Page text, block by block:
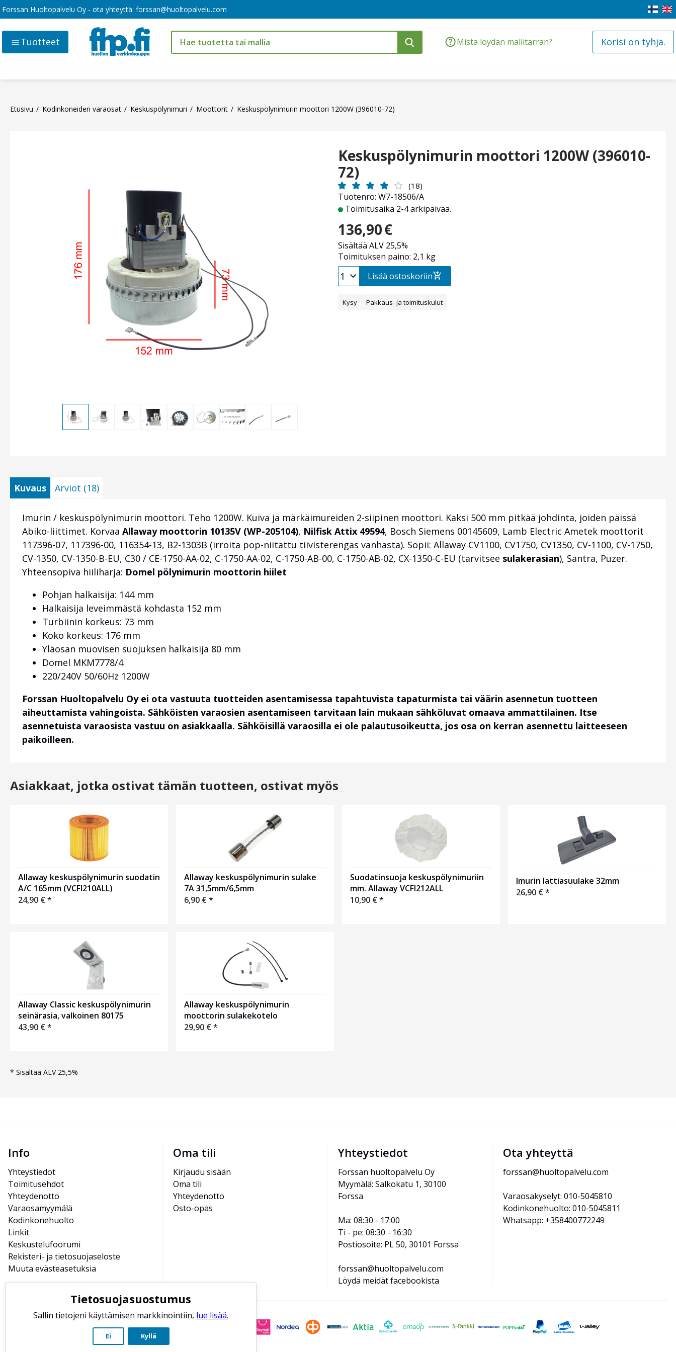
Forssan Huoltopalvelu Oy - ota yhteyttä: forssan@huoltopalvelu.com
Mistä löydän mallitarran? Korisi on tyhjä.
Tuotteet
Etusivu Kodinkoneiden varaosat Keskuspölynimuri Moottorit Keskuspölynimurin moottori 1200W (396010-72)
Keskuspölynimurin moottori 1200W (396010-
72)
Tuotenro: W7-18506/A
(18)
Toimitusaika 2-4 arkipäivää.
136,90€
Sisältää ALV 25,5%
Toimituksen paino: 2,1 kg
Lisää ostoskoriin
Kysy Pakkaus- ja toimituskulut
Kuvaus Arviot (18)
Imurin / keskuspölynimurin moottori. Teho 1200W. Kuiva ja märkäimureiden 2-siipinen moottori. Kaksi 500 mm pitkää johdinta, joiden päissä
Abiko-liittimet. Korvaa Allaway moottorin 10135V (WP-205104), Nilfisk Attix 49594, Bosch Siemens 00145609, Lamb Electric Ametek moottorit
117396-07, 117396-00, 116354-13, B2-1303B (irroita pop-niitattu tiivisterengas vanhasta). Sopii: Allaway CV1100, CV1750, CV1350, CV-1100, CV-1750,
CV-1350, CV-1350-B-EU, C30 / CE-1750-AA-02, C-1750-AA-02, C-1750-AB-00, C-1750-AB-02, CX-1350-C-EU (tarvitsee sulakerasian), Santra, Puzer.
Yhteensopiva hiiliharja: Domel pölynimurin moottorin hiilet
Pohjan halkaisija: 144 mm
Halkaisija leveimmästä kohdasta 152 mm
Turbiinin korkeus: 73 mm
Koko korkeus: 176 mm
Yläosan muovisen suojuksen halkaisija 80 mm
Domel MKM7778/4
220/240V 50/60Hz 1200W
Forssan Huoltopalvelu Oy ei ota vastuuta tuotteiden asentamisessa tapahtuvista tapaturmista tai väärin asennetun tuotteen
aiheuttamista vahingoista. Sähköisten varaosien asentamiseen tarvitaan lain mukaan sähköluvat omaava ammattilainen. Itse
asennetuista varaosista vastuu on asiakkaalla. Sähköisillä varaosilla ei ole palautusoikeutta, jos osa on kerran asennettu laitteeseen
paikoilleen.
Asiakkaat, jotka ostivat tämän tuotteen, ostivat myös
Allaway keskuspölynimurin suodatin
A/C 165mm (VCFI210ALL)
24,90 €*
Allaway keskuspölynimurin sulake
7A 31,5mm/6,5mm
6,90 €*
Suodatinsuoja keskuspölynimuriin
mm. Allaway VCFI212ALL
10,90 €*
Imurin lattiasuulake 32mm
26,90 €*
Allaway Classic keskuspölynimurin
seinärasia, valkoinen 80175
43,90 €*
Allaway keskuspölynimurin
moottorin sulakekotelo
29,90 €*
* Sisältää ALV 25,5%
Info
Yhteystiedot
Toimitusehdot
Yhteydenotto
Varaosamyymälä
Kodinkonehuolto
Linkit
Keskustelufoorumi
Rekisteri- ja tietosuojaseloste
Muuta evästeasetuksia
Oma tili
Kirjaudu sisään
Oma tili
Yhteydenotto
Osto-opas
Yhteystiedot
Forssan huoltopalvelu Oy
Myymälä: Salkokatu 1, 30100
Forssa
Ma: 08:30 - 17:00
Ti - pe: 08:30 - 16:30
Postiosoite: PL 50, 30101 Forssa
forssan@huoltopalvelu.com
Löydä meidät facebookista
Ota yhteyttä
forssan@huoltopalvelu.com
Varaosakyselyt: 010-5045810
Kodinkonehuolto: 010-5045811
Whatsapp: +358400772249
Tietosuojasuostumus
Sallin tietojeni käyttämisen markkinointiin, lue lisää.
Ei Kyllä